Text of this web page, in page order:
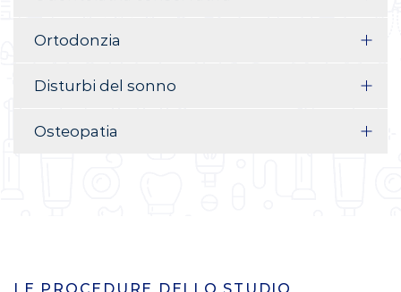
Ortodonzia
Disturbi del sonno
Osteopatia